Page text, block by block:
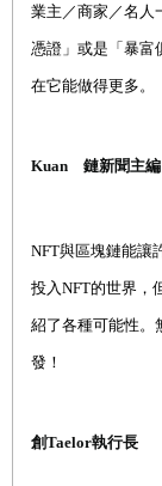
業主／商家／名人
憑證」或是「暴富
在它能做得更多。
Kuan 鏈新聞主編
NFT與區塊鏈能讓
投入 NFT的世界，
紹了各種可能性。
發！
創Taelor執行長